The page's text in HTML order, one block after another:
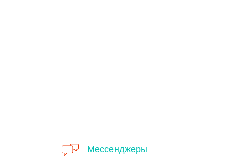
Мессенджеры